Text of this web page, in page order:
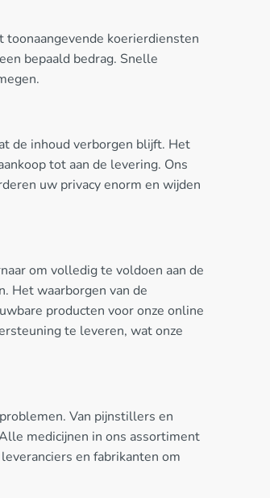
koerierdiensten
bepaald bedrag. Snelle
de inhoud verborgen blijft. Het
tot aan de levering. Ons
uw privacy enorm en wijden
om volledig te voldoen aan de
Het waarborgen van de
producten voor onze online
te leveren, wat onze
Van pijnstillers en
medicijnen in ons assortiment
en fabrikanten om